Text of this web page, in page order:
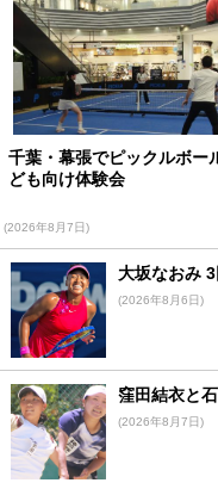
千葉・幕張でピックルボー
ども向け体験会
(2026年8月7日)
大坂なおみ 3
(2026年8月6日)
窪田結衣と
(2026年8月7日)